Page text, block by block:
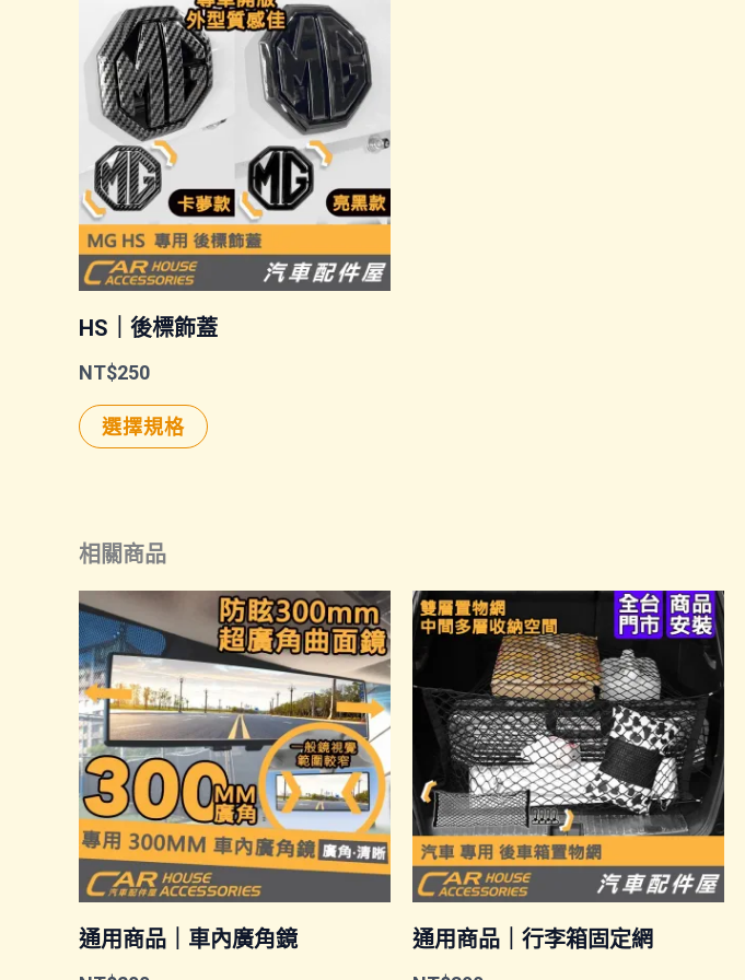
HS｜後標飾蓋
NT$250
選擇規格
此
種
款
式。
可
在
產
品
頁
面
相關商品
通用商品｜車內廣角鏡 通用商品｜行李箱固定網